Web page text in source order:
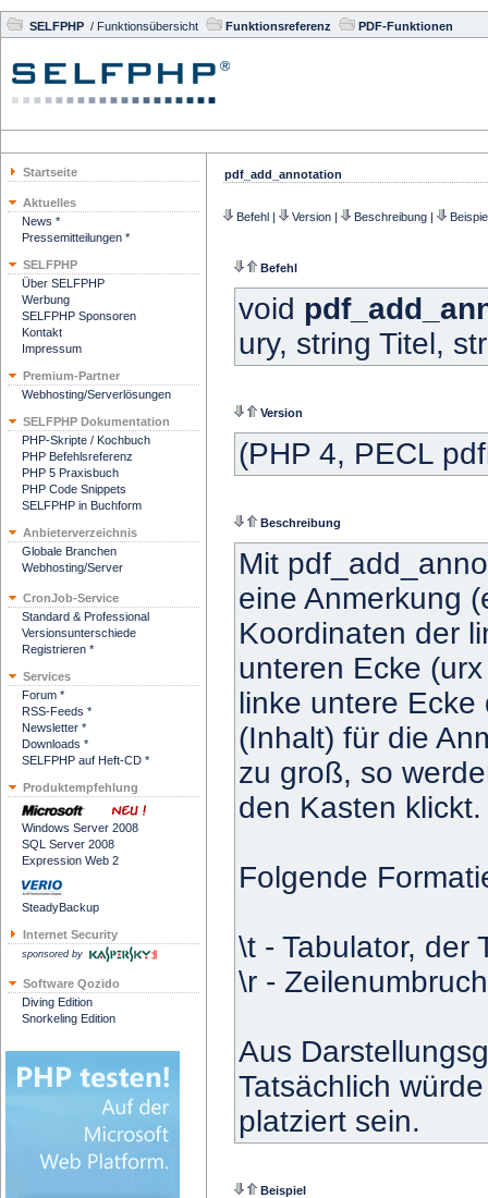
SELFPHP / Funktionsübersicht Funktionsreferenz PDF-Funktionen
Startseite
Aktuelles
News *
Pressemitteilungen *
SELFPHP
Über SELFPHP
Werbung
SELFPHP Sponsoren
Kontakt
Impressum
Premium-Partner
Webhosting/Serverlösungen
SELFPHP Dokumentation
PHP-Skripte / Kochbuch
PHP Befehlsreferenz
PHP 5 Praxisbuch
PHP Code Snippets
SELFPHP in Buchform
Anbieterverzeichnis
Globale Branchen
Webhosting/Server
CronJob-Service
Standard & Professional
Versionsunterschiede
Registrieren *
Services
Forum *
RSS-Feeds *
Newsletter *
Downloads *
SELFPHP auf Heft-CD *
Produktempfehlung
Windows Server 2008
SQL Server 2008
Expression Web 2
SteadyBackup
Internet Security
sponsored by
Software Qozido
Diving Edition
Snorkeling Edition
pdf_add_annotation
Befehl | Version | Beschreibung |
Befehl
void
ury, string Titel,
Version
(PHP 4, PECL
Beschreibung
Mit
eine Anmerkung
Koordinaten der
unteren Ecke
linke untere Ecke
(Inhalt) für die
zu groß, so
den Kasten klickt.
Folgende
\t - Tabulator, der
\r - Zeilenumbruch
Aus
Tatsächlich
platziert sein.
Beispiel